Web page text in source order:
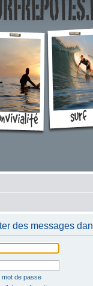
des messages
mot de passe